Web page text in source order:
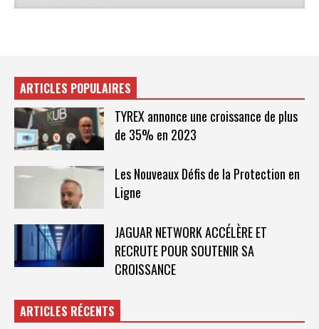
ARTICLES POPULAIRES
TYREX annonce une croissance de plus
de 35% en 2023
Les Nouveaux Défis de la Protection en
Ligne
JAGUAR NETWORK ACCÉLÈRE ET
RECRUTE POUR SOUTENIR SA
CROISSANCE
ARTICLES RÉCENTS